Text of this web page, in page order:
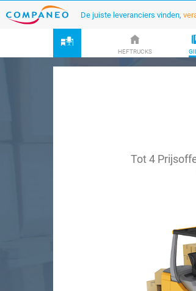
De juiste leveranciers vinden,
HEFTRUCKS
Tot 4